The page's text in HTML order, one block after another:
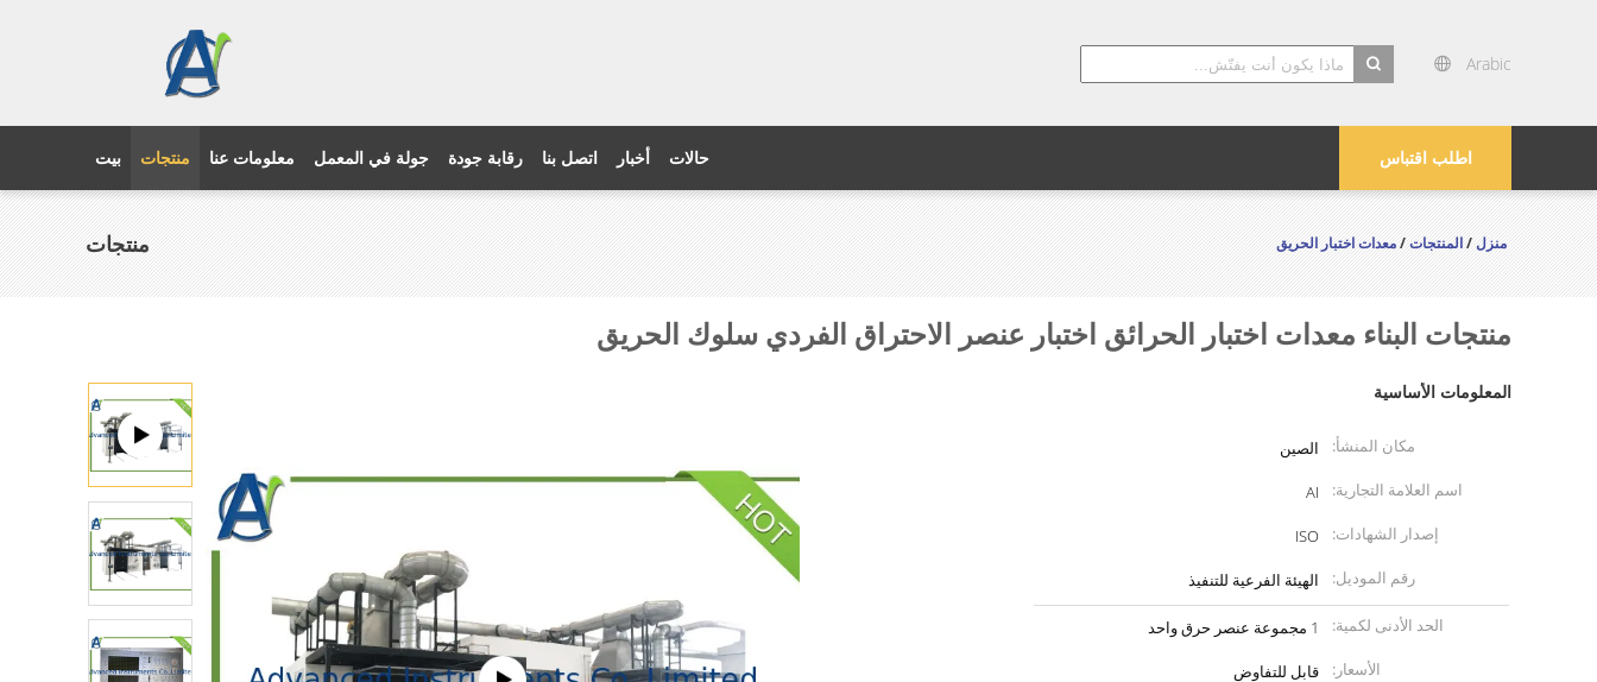
Arabic
اطلب اقتباس بيت منتجات معلومات عنا جولة في المعمل رقابة جودة اتصل بنا أخبار حالات
منتجات منزل/المنتجات/معدات اختبار الحريق
منتجات البناء معدات اختبار الحرائق اختبار عنصر الاحتراق الفردي سلوك الحريق
المعلومات الأساسية
مكان المنشأ:
الصين
اسم العلامة التجارية:
AI
إصدار الشهادات:
ISO
رقم الموديل:
الهيئة الفرعية للتنفيذ
الحد الأدنى لكمية:
1 مجموعة عنصر حرق واحد
الأسعار:
قابل للتفاوض